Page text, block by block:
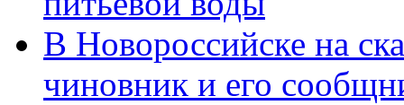
В Новороссийске на
чиновник и его